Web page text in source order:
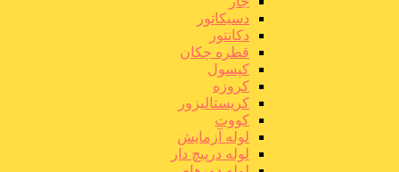
دسیکاتور
دکانتور
قطره چکان
کپسول
کروزه
کریستالیزور
کووت
لوله آزمایش
لوله درپیچ دار